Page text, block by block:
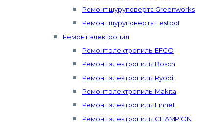
Ремонт шуруповерта Greenworks
Ремонт шуруповерта Festool
Ремонт электропил
Ремонт электропилы EFCO
Ремонт электропилы Bosch
Ремонт электропилы Ryobi
Ремонт электропилы Makita
Ремонт электропилы Einhell
Ремонт электропилы CHAMPION